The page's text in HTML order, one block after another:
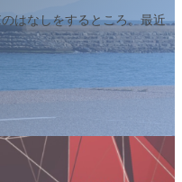
はなしをするところ。最近